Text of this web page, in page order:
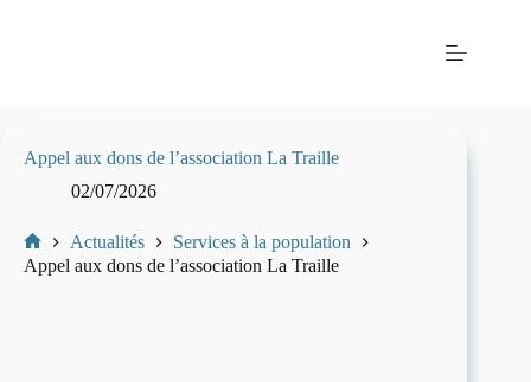
Appel aux dons de l’association La Traille
02/07/2026
Mairie
de
Actualités
Services à la population
Appel aux dons de l’association La Traille